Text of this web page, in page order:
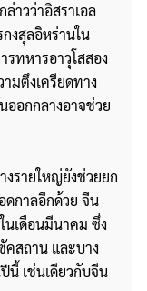
าวว่าอิสราเอล
งสุลอิหร่านใน
ทหารอาวุโสสอง
ามตึงเครียดทาง
อกกลางอาจช่วย
รายใหญ่ยังช่วยยก
ดกาลอีกด้วย จีน
นเดือนมีนาคม ซึ่ง
คสถาน และบาง
นี้ เช่นเดียวกับจีน